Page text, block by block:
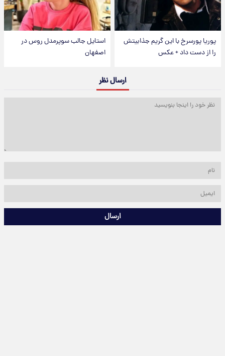
پوریا پورسرخ با این گریم جذابیتش
را از دست داد + عکس
استایل جالب سوپرمدل روس در
اصفهان
ارسال نظر
ارسال